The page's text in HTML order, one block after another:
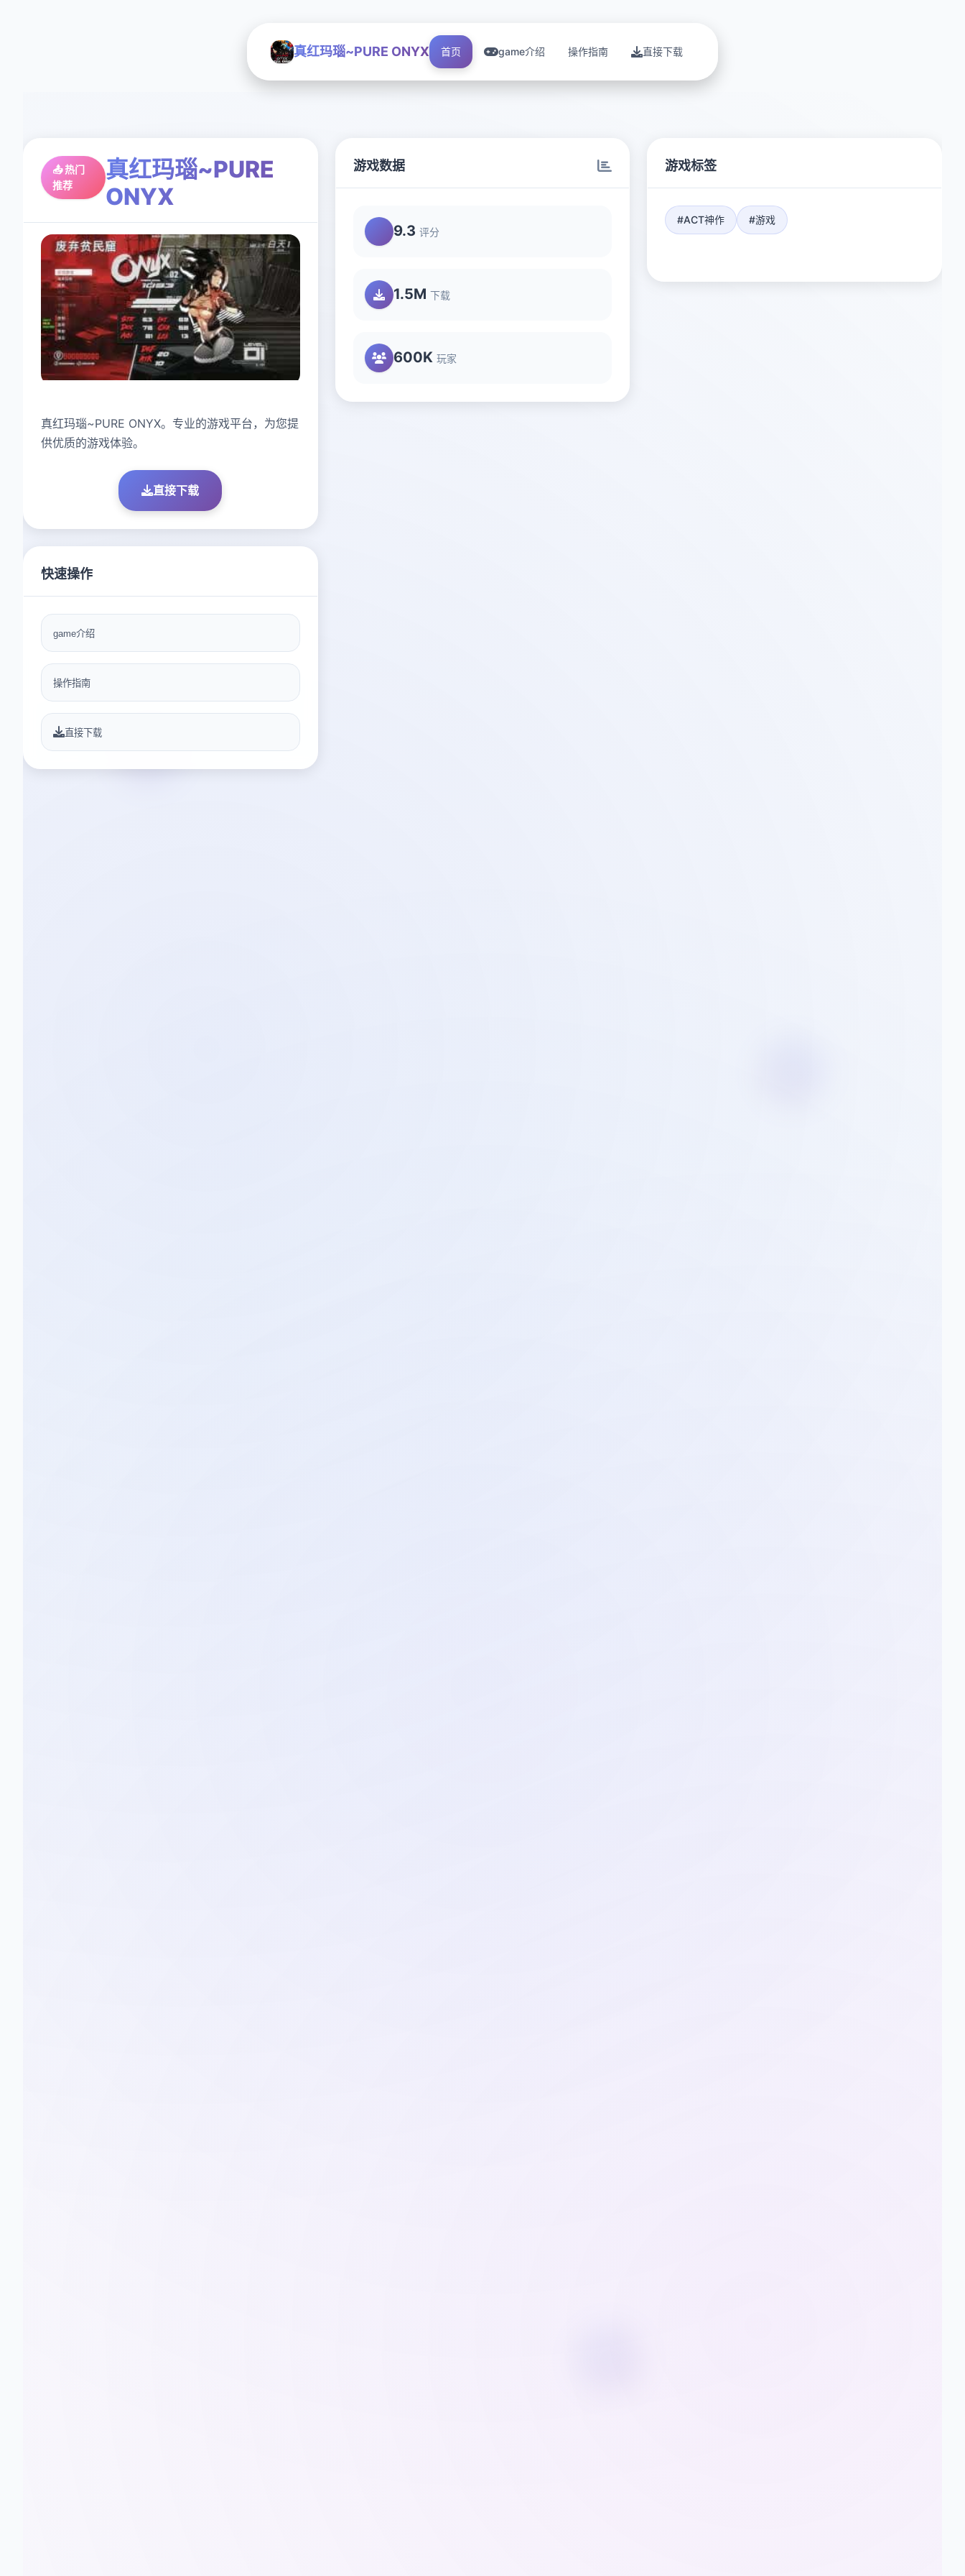
真红玛瑙~PURE ONYX 首页 game介绍 操作指南 直接下载
📤 热门
推荐
真红玛瑙~PURE
ONYX
真红玛瑙~PURE ONYX。专业的游戏平台，为您提
供优质的游戏体验。
直接下载
游戏数据
9.3 评分
1.5M 下载
600K 玩家
游戏标签
#ACT神作 #游戏
快速操作
game介绍
操作指南
直接下载